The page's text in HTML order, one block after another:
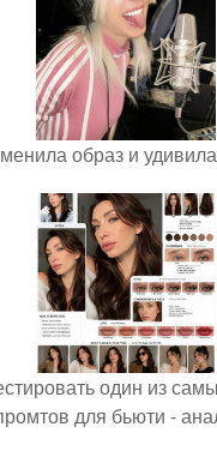
образ и
один из
для бьюти -